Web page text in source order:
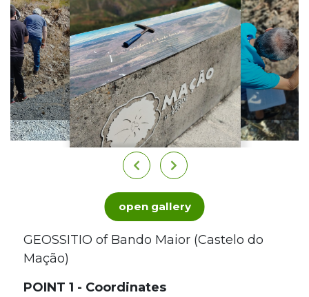
open gallery
GEOSSITIO of Bando Maior (Castelo do
Mação)
POINT 1 - Coordinates